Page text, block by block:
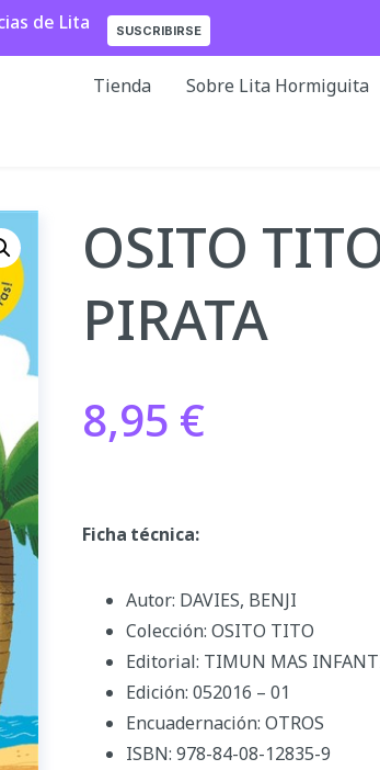
de Lita SUSCRIBIRSE
Tienda Sobre Lita Hormiguita
OSITO
PIRATA
8,95 €
Ficha técnica:
Autor: DAVIES, BENJI
Colección: OSITO TITO
Editorial: TIMUN MAS
Edición: 052016 – 01
Encuadernación: OTROS
ISBN: 978-84-08-12835-9